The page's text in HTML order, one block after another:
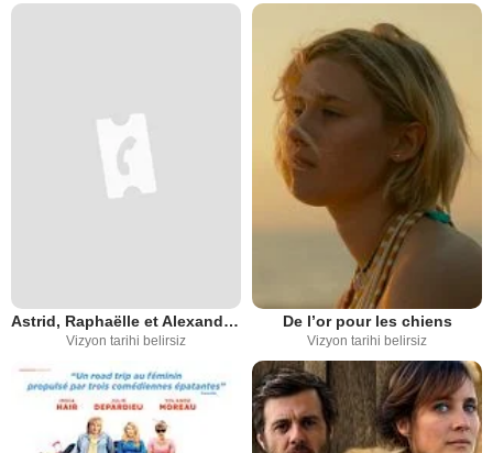
Astrid, Raphaëlle et Alexandra Ehle : Oeil pour oeil
Vizyon tarihi belirsiz
De l’or pour les chiens
Vizyon tarihi belirsiz